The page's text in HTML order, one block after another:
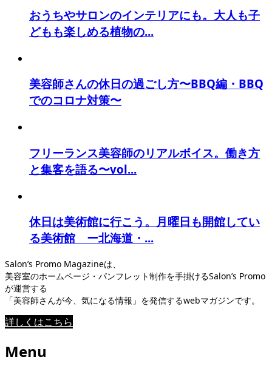
おうちやサロンのインテリアにも。大人も子
どもも楽しめる植物の...
美容師さんの休日の過ごし方〜BBQ編・BBQ
でのコロナ対策〜
フリーランス美容師のリアルボイス。働き方
と集客を語る〜vol...
休日は美術館に行こう。月曜日も開館してい
る美術館 ー北海道・...
Salon’s Promo Magazineは、
美容室のホームページ・パンフレット制作を手掛けるSalon’s Promo
が運営する
「美容師さんが今、気になる情報」を発信するwebマガジンです。
詳しくはこちら
Menu